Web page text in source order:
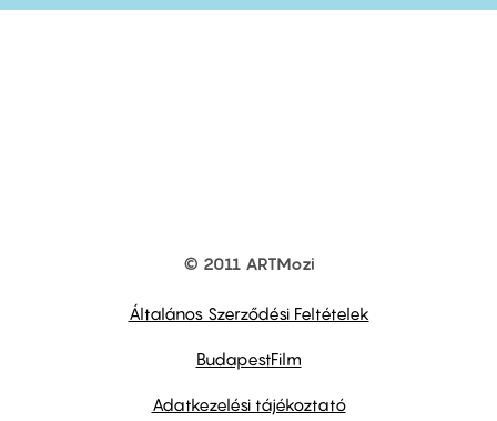
© 2011 ARTMozi
Általános Szerződési Feltételek
BudapestFilm
Adatkezelési tájékoztató